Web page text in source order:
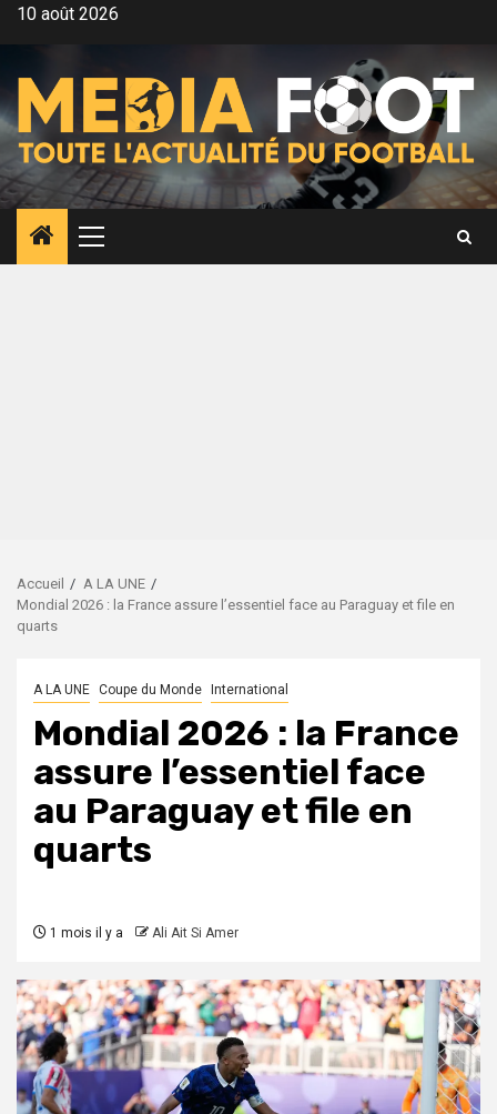
Aller10 août 2026
Menu
principal
Accueil
A LA UNE
Mondial 2026 : la France assure l’essentiel face au Paraguay et file en
quarts
A LA UNE Coupe du Monde International
Mondial 2026 : la France
assure l’essentiel face
au Paraguay et file en
quarts
1 mois il y a Ali Ait Si Amer